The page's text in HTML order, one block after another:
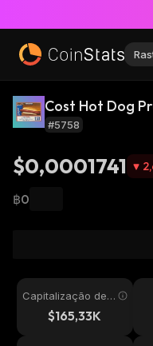
Cost Hot Dog
#5758
$0,0001741
฿0
Capitalização de
Mercado$165,33K